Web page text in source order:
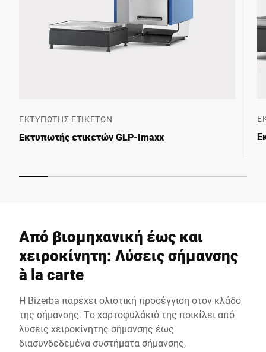
ΕΚΤΥΠΩΤΉΣ ΕΤΙΚΕΤΏΝ
Εκτυπωτής ετικετών GLP-Imaxx
Από βιομηχανική έως και
χειροκίνητη: Λύσεις σήμανσης
à la carte
Η Bizerba παρέχει ολιστική προσέγγιση στον κλάδο
της σήμανσης. Το χαρτοφυλάκιό της ποικίλει από
λύσεις χειροκίνητης σήμανσης έως
διασυνδεδεμένα συστήματα σήμανσης,